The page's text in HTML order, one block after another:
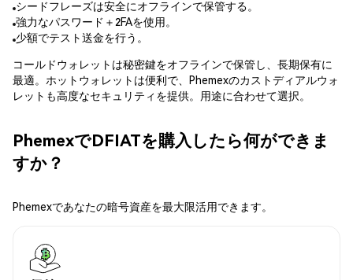
シードフレーズは安全にオフラインで保管する。
強力なパスワード＋2FAを使用。
少額でテスト送金を行う。
コールドウォレットは秘密鍵をオフラインで保管し、長期保有に
最適。ホットウォレットは便利で、Phemexのカストディアルウォ
レットも高度なセキュリティを提供。用途に合わせて選択。
PhemexでDFIATを購入したら何ができま
すか？
Phemexであなたの暗号資産を最大限活用できます。